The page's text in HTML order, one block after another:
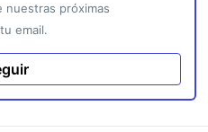
nuestras próximas
email.